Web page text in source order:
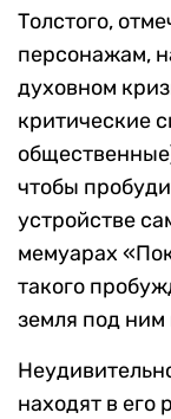
Толстого,
персонажам,
духовном
критические
чтобы
устройстве
мемуарах
такого
земля под ним
находят в его